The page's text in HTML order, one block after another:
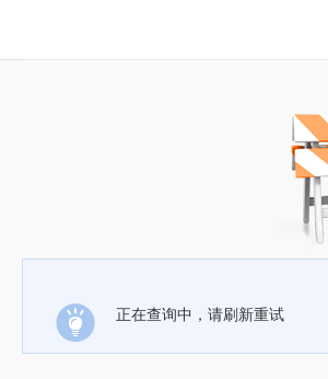
正在查询中，请刷新重试